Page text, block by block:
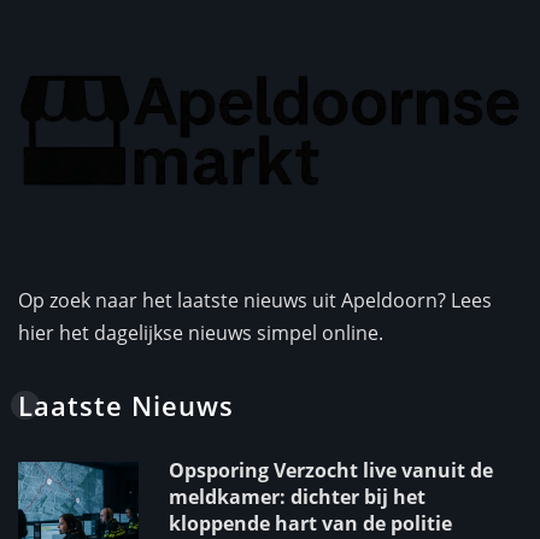
Op zoek naar het laatste nieuws uit Apeldoorn? Lees
hier het dagelijkse nieuws simpel online.
Laatste Nieuws
Opsporing Verzocht live vanuit de
meldkamer: dichter bij het
kloppende hart van de politie